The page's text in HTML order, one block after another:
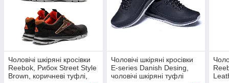
Чоловічі шкіряні кросівки
Reebok, Рибок Street Style
Brown, коричневі туфлі,
Чоловічі шкіряні кросівки
Е-series Danish Desing,
чоловічі шкіряні туфлі